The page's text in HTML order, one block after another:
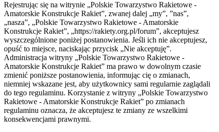
Rejestrując się na witrynie „Polskie Towarzystwo Rakietowe -
Amatorskie Konstrukcje Rakiet”, zwanej dalej „my”, ”nas”,
„nasza”, „Polskie Towarzystwo Rakietowe - Amatorskie
Konstrukcje Rakiet”, „https://rakiety.org.pl/forum”, akceptujesz
wyszczególnione poniżej postanowienia. Jeśli ich nie akceptujesz,
opuść to miejsce, naciskając przycisk „Nie akceptuję”.
Administracja witryny „Polskie Towarzystwo Rakietowe -
Amatorskie Konstrukcje Rakiet” ma prawo w dowolnym czasie
zmienić poniższe postanowienia, informując cię o zmianach,
niemniej wskazane jest, aby użytkownicy sami regularnie zaglądali
do tego regulaminu. Korzystanie z witryny „Polskie Towarzystwo
Rakietowe - Amatorskie Konstrukcje Rakiet” po zmianach
regulaminu oznacza, że akceptujesz te zmiany ze wszelkimi
konsekwencjami prawnymi.